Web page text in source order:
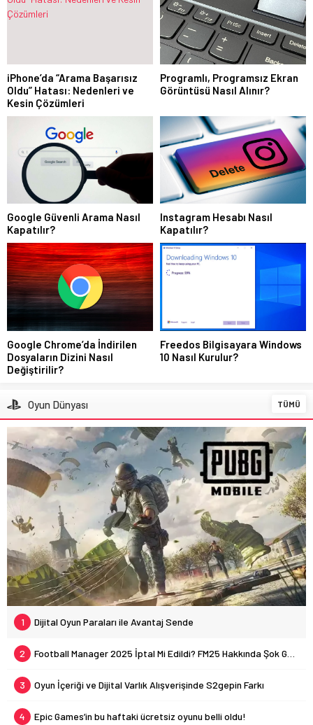
iPhone’da “Arama Başarısız
Oldu” Hatası: Nedenleri ve
Kesin Çözümleri
Programlı, Programsız Ekran
Görüntüsü Nasıl Alınır?
Google Güvenli Arama Nasıl
Kapatılır?
Instagram Hesabı Nasıl
Kapatılır?
Google Chrome’da İndirilen
Dosyaların Dizini Nasıl
Değiştirilir?
Freedos Bilgisayara Windows
10 Nasıl Kurulur?
Oyun Dünyası TÜMÜ
1 Dijital Oyun Paraları ile Avantaj Sende
2 Football Manager 2025 İptal Mi Edildi? FM25 Hakkında Şok Gelişme!
3 Oyun İçeriği ve Dijital Varlık Alışverişinde S2gepin Farkı
4 Epic Games’in bu haftaki ücretsiz oyunu belli oldu!